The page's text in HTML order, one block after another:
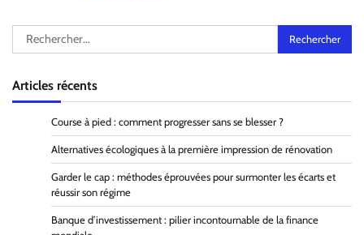
Rechercher :
Articles récents
Course à pied : comment progresser sans se blesser ?
Alternatives écologiques à la première impression de rénovation
Garder le cap : méthodes éprouvées pour surmonter les écarts et
réussir son régime
Banque d’investissement : pilier incontournable de la finance